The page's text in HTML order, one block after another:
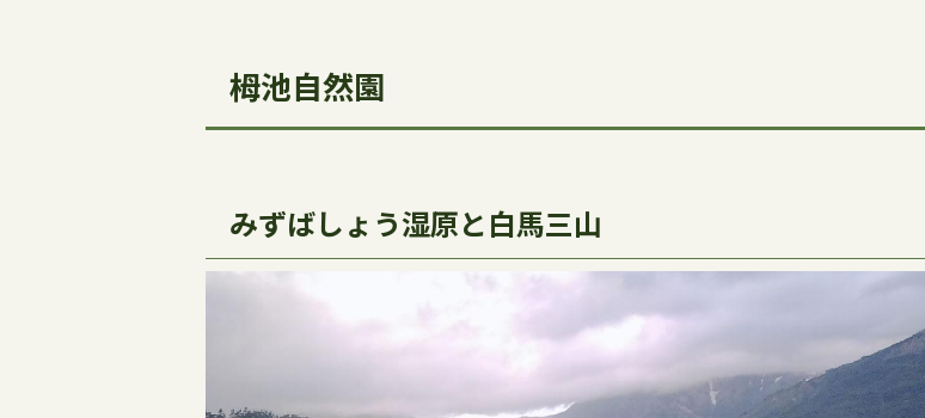
栂池自然園
みずばしょう湿原と白馬三山